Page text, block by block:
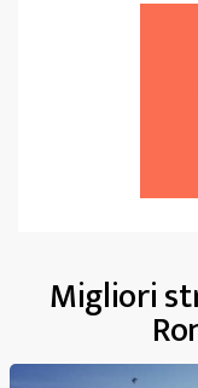
Migliori